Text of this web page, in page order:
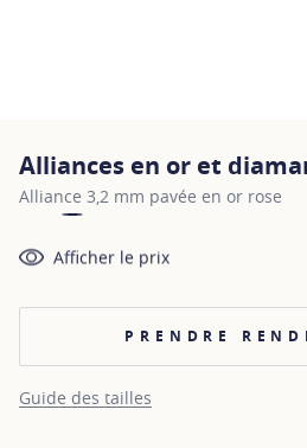
Alliances en or et
Alliance 3,2 mm pavée en or rose
Afficher le prix
PRENDRE
Guide des tailles